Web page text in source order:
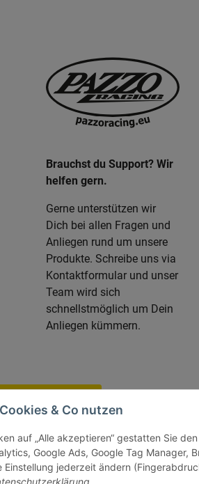
& Co nutzen
auf „Alle akzeptieren“ gestatten Sie
Google Ads, Google Tag Manager,
Einstellung jederzeit ändern
Brauchst du Support? Wir
helfen gern.
Gerne unterstützen wir
Dich bei allen Fragen und
Anliegen rund um unsere
Produkte. Schreibe uns via
Kontaktformular und unser
Team wird sich
schnellstmöglich um Dein
Anliegen kümmern.